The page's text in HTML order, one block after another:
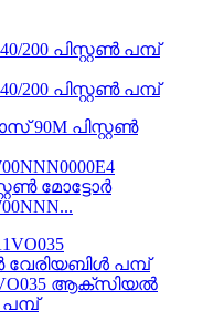
200 പിസ്റ്റൺ പമ്പ്
മോട്ടോർ
ആക്സിയൽ